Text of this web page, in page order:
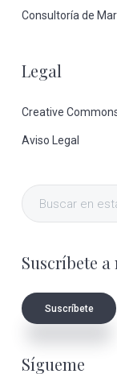
Consultoría de
Legal
Creative
Aviso Legal
Buscar
en
web
Suscríbete
Suscríbete
Sígueme